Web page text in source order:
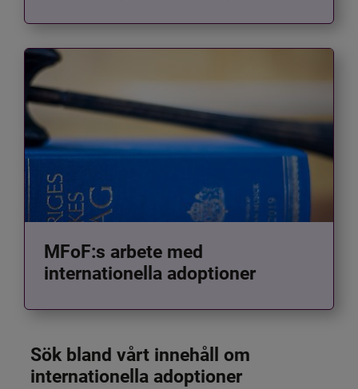
MFoF:s arbete med
internationella adoptioner
Sök bland vårt innehåll om
internationella adoptioner